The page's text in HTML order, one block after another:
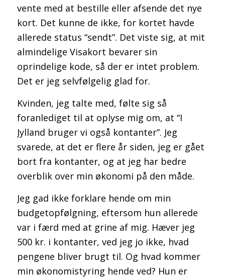
vente med at bestille eller afsende det nye
kort. Det kunne de ikke, for kortet havde
allerede status “sendt”. Det viste sig, at mit
almindelige Visakort bevarer sin
oprindelige kode, så der er intet problem.
Det er jeg selvfølgelig glad for.
Kvinden, jeg talte med, følte sig så
foranlediget til at oplyse mig om, at “I
Jylland bruger vi også kontanter”. Jeg
svarede, at det er flere år siden, jeg er gået
bort fra kontanter, og at jeg har bedre
overblik over min økonomi på den måde.
Jeg gad ikke forklare hende om min
budgetopfølgning, eftersom hun allerede
var i færd med at grine af mig. Hæver jeg
500 kr. i kontanter, ved jeg jo ikke, hvad
pengene bliver brugt til. Og hvad kommer
min økonomistyring hende ved? Hun er